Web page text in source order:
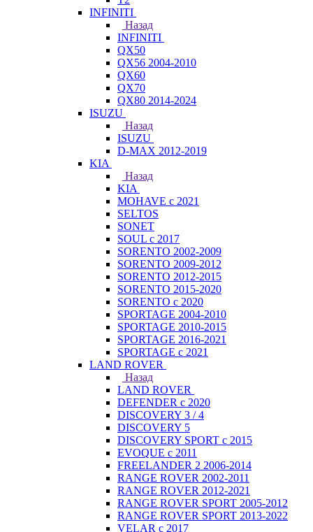
INFINITI
Назад
INFINITI
QX50
QX56 2004-2010
QX60
QX70
QX80 2014-2024
ISUZU
Назад
ISUZU
D-MAX 2012-2019
KIA
Назад
KIA
MOHAVE с 2021
SELTOS
SONET
SOUL с 2017
SORENTO 2002-2009
SORENTO 2009-2012
SORENTO 2012-2015
SORENTO 2015-2020
SORENTO с 2020
SPORTAGE 2004-2010
SPORTAGE 2010-2015
SPORTAGE 2016-2021
SPORTAGE с 2021
LAND ROVER
Назад
LAND ROVER
DEFENDER с 2020
DISCOVERY 3 / 4
DISCOVERY 5
DISCOVERY SPORT с 2015
EVOQUE с 2011
FREELANDER 2 2006-2014
RANGE ROVER 2002-2011
RANGE ROVER 2012-2021
RANGE ROVER SPORT 2005-2012
RANGE ROVER SPORT 2013-2022
VELAR с 2017